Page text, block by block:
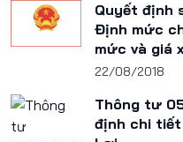
Quyết định
Định mức
mức và giá
22/08/2018
Thông tư
định chi tiết